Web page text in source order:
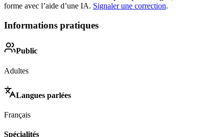
forme avec l’aide d’une IA. Signaler une correction.
Informations pratiques
Public
Adultes
Langues parlées
Français
Spécialités